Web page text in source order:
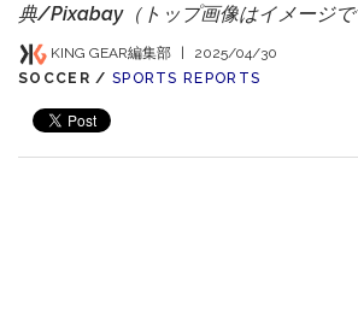
典/Pixabay（トップ画像はイメージで
KING GEAR編集部 |
2025/04/30
SOCCER / SPORTS REPORTS